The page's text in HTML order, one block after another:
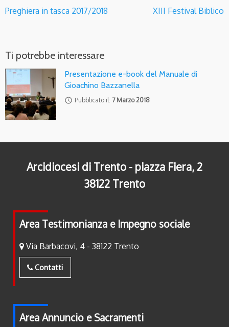
Preghiera in tasca 2017/2018 XIII Festival Biblico
Ti potrebbe interessare
Presentazione e-book del Manuale di
Gioachino Bazzanella
access_time Pubblicato il: 7 Marzo 2018
Arcidiocesi di Trento - piazza Fiera, 2
38122 Trento
Area Testimonianza e Impegno sociale
Via Barbacovi, 4 - 38122 Trento
Contatti
Area Annuncio e Sacramenti